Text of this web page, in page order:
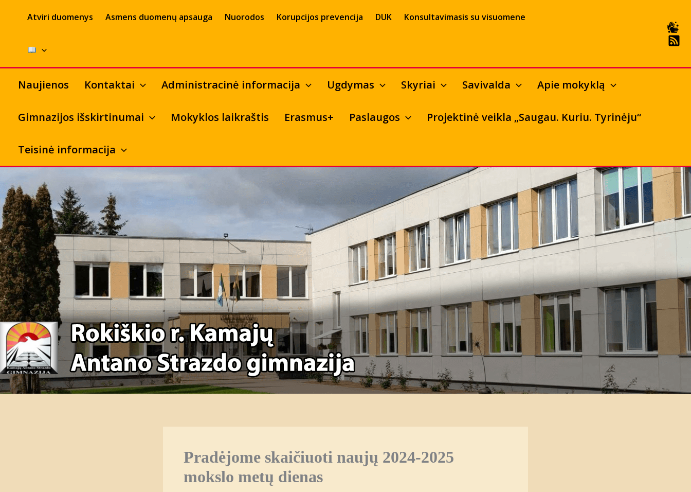
Atviri duomenys Asmens duomenų apsauga Nuorodos Korupcijos prevencija DUK Konsultavimasis su visuomene
Naujienos Kontaktai Administracinė informacija Ugdymas Skyriai Savivalda Apie mokyklą
Gimnazijos išskirtinumai Mokyklos laikraštis Erasmus+ Paslaugos Projektinė veikla „Saugau. Kuriu. Tyrinėju“
Teisinė informacija
Pradėjome skaičiuoti naujų 2024-2025
mokslo metų dienas